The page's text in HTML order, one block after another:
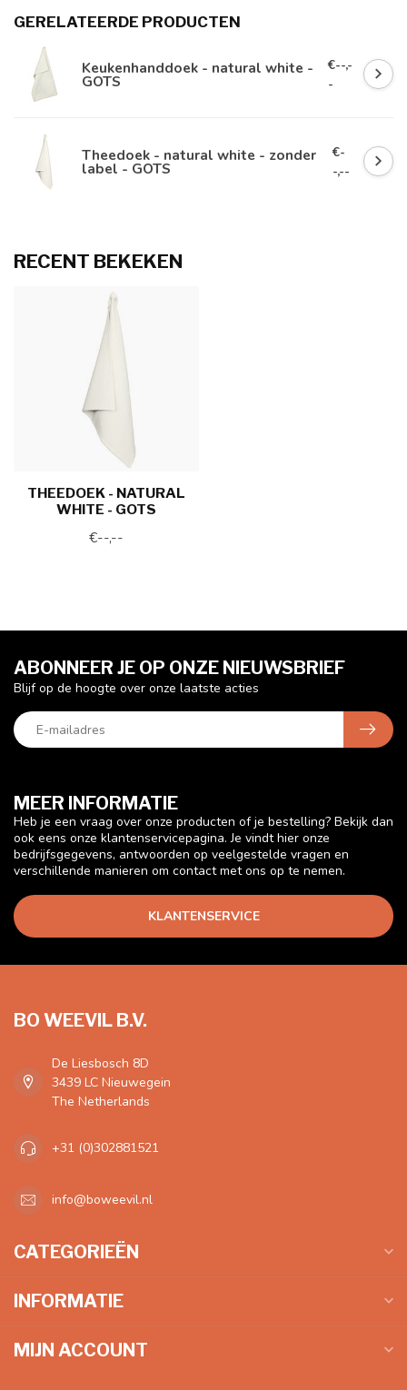
GERELATEERDE PRODUCTEN
Keukenhanddoek - natural white -
GOTS
€--,-
-
Theedoek - natural white - zonder
label - GOTS
€-
-,--
RECENT BEKEKEN
THEEDOEK - NATURAL
WHITE - GOTS
€--,--
MEER INFORMATIE
Heb je een vraag over onze producten of je bestelling? Bekijk dan
ook eens onze klantenservicepagina. Je vindt hier onze
bedrijfsgegevens, antwoorden op veelgestelde vragen en
verschillende manieren om contact met ons op te nemen.
KLANTENSERVICE
ABONNEER JE OP ONZE NIEUWSBRIEF
Blijf op de hoogte over onze laatste acties
BO WEEVIL B.V.
De Liesbosch 8D
3439 LC Nieuwegein
The Netherlands
+31 (0)302881521
info@boweevil.nl
CATEGORIEËN
INFORMATIE
MIJN ACCOUNT